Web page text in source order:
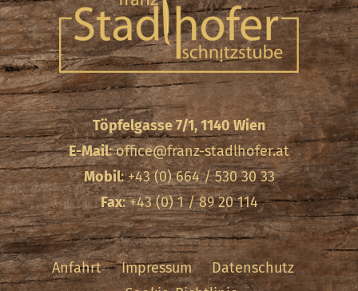
Töpfelgasse 7/1, 1140 Wien
E-Mail:office@franz-stadlhofer.at
Mobil: +43 (0) 664 / 530 30 33
Fax: +43 (0) 1 / 89 20 114
Anfahrt Impressum
Datenschutz